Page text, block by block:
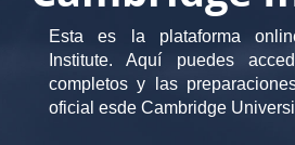
Esta es la plataforma
Institute. Aquí puedes
completos y las
oficial esde Cambridge